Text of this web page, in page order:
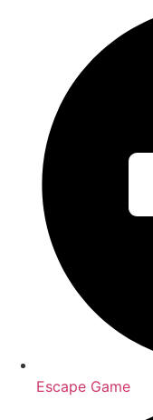
Escape Game